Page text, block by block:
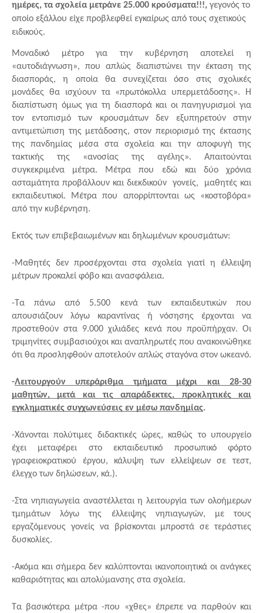
ημέρες, τα σχολεία μετράνε 25.000 κρούσματα!!!, γεγονός το
οποίο εξάλλου είχε προβλεφθεί εγκαίρως από τους σχετικούς
ειδικούς.
Μοναδικό μέτρο για την κυβέρνηση αποτελεί η
«αυτοδιάγνωση», που απλώς διαπιστώνει την έκταση της
διασποράς, η οποία θα συνεχίζεται όσο στις σχολικές
μονάδες θα ισχύουν τα «πρωτόκολλα υπερμετάδοσης». Η
διαπίστωση όμως για τη διασπορά και οι πανηγυρισμοί για
τον εντοπισμό των κρουσμάτων δεν εξυπηρετούν στην
αντιμετώπιση της μετάδοσης, στον περιορισμό της έκτασης
της πανδημίας μέσα στα σχολεία και την αποφυγή της
τακτικής της «ανοσίας της αγέλης». Απαιτούνται
συγκεκριμένα μέτρα. Μέτρα που εδώ και δύο χρόνια
ασταμάτητα προβάλλουν και διεκδικούν  γονείς,  μαθητές και
εκπαιδευτικοί. Μέτρα που απορρίπτονται ως «κοστοβόρα»
από την κυβέρνηση.
Εκτός των επιβεβαιωμένων και δηλωμένων κρουσμάτων:
-Μαθητές δεν προσέρχονται στα σχολεία γιατί η έλλειψη
μέτρων προκαλεί φόβο και ανασφάλεια.
-Τα πάνω από 5.500 κενά των εκπαιδευτικών που
απουσιάζουν λόγω καραντίνας ή νόσησης έρχονται να
προστεθούν στα 9.000 χιλιάδες κενά που προϋπήρχαν. Οι
τριμηνίτες συμβασιούχοι και αναπληρωτές που ανακοινώθηκε
ότι θα προσληφθούν αποτελούν απλώς σταγόνα στον ωκεανό.
-Λειτουργούν υπεράριθμα τμήματα μέχρι και 28-30
μαθητών, μετά και τις απαράδεκτες, προκλητικές και
εγκληματικές συγχωνεύσεις εν μέσω πανδημίας.
-Χάνονται πολύτιμες διδακτικές ώρες, καθώς το υπουργείο
έχει μεταφέρει στο εκπαιδευτικό προσωπικό φόρτο
γραφειοκρατικού έργου, κάλυψη των ελλείψεων σε τεστ,
έλεγχο των δηλώσεων, κά.).
-Στα νηπιαγωγεία αναστέλλεται η λειτουργία των ολοήμερων
τμημάτων λόγω της έλλειψης νηπιαγωγών, με τους
εργαζόμενους γονείς να βρίσκονται μπροστά σε τεράστιες
δυσκολίες.
-Ακόμα και σήμερα δεν καλύπτονται ικανοποιητικά οι ανάγκες
καθαριότητας και απολύμανσης στα σχολεία.
Τα βασικότερα μέτρα -που «χθες» έπρεπε να παρθούν και